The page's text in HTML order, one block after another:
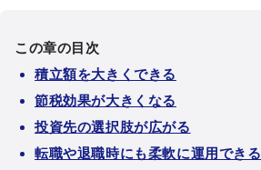
この章の目次
積立額を大きくできる
節税効果が大きくなる
投資先の選択肢が広がる
転職や退職時にも柔軟に運用できる